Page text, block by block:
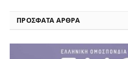
ΠΡΟΣΦΑΤΑ ΑΡΘΡΑ